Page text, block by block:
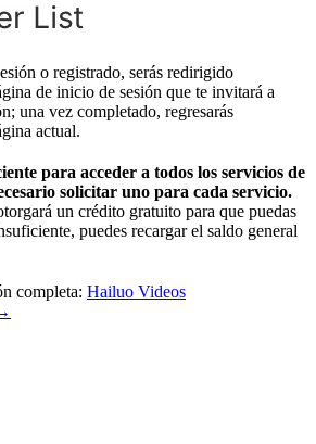
o registrado, serás redirigido
de inicio de sesión que te invitará a
una vez completado, regresarás
actual.
para acceder a todos los servicios de
solicitar uno para cada servicio.
un crédito gratuito para que puedas
puedes recargar el saldo general
completa: Hailuo Videos